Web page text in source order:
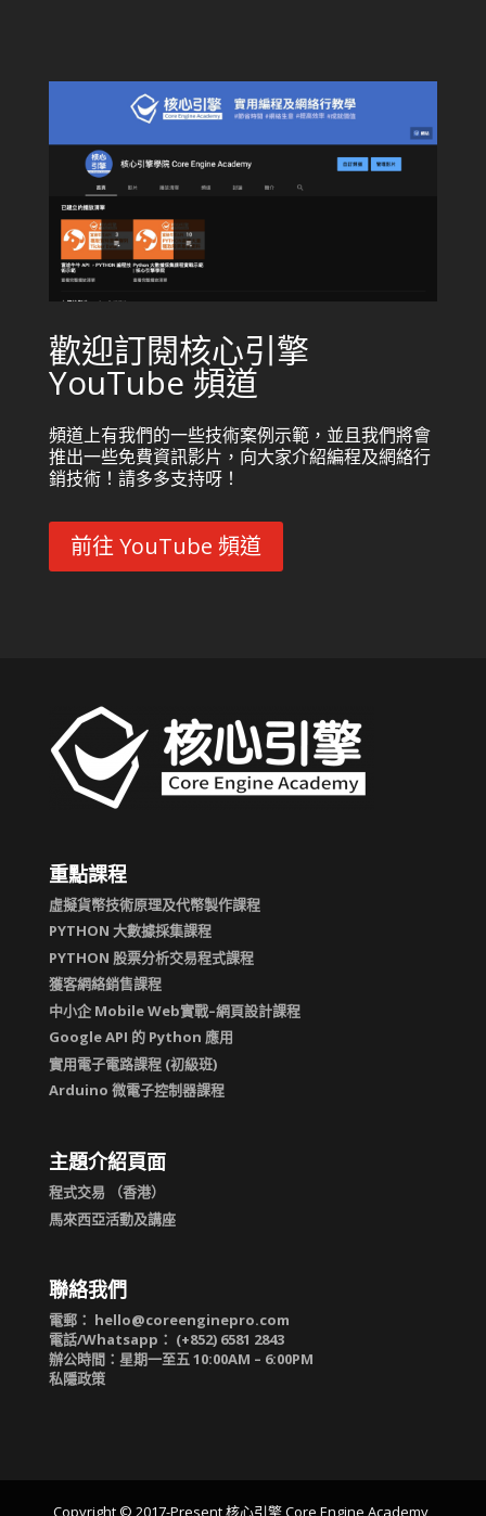
歡迎訂閱核心引擎
YouTube 頻道
頻道上有我們的一些技術案例示範，並且我們將會
推出一些免費資訊影片，向大家介紹編程及網絡行
銷技術！請多多支持呀！
前往 YouTube 頻道
重點課程
虛擬貨幣技術原理及代幣製作課程
PYTHON 大數據採集課程
PYTHON 股票分析交易程式課程
獲客網絡銷售課程
中小企 Mobile Web實戰–網頁設計課程
Google API 的 Python 應用
實用電子電路課程 (初級班)
Arduino 微電子控制器課程
主題介紹頁面
程式交易 （香港）
馬來西亞活動及講座
聯絡我們
電郵： hello@coreenginepro.com
電話/Whatsapp： (+852) 6581 2843
辦公時間：星期一至五 10:00AM – 6:00PM
私隱政策
Copyright © 2017-Present 核心引擎 Core Engine Academy,